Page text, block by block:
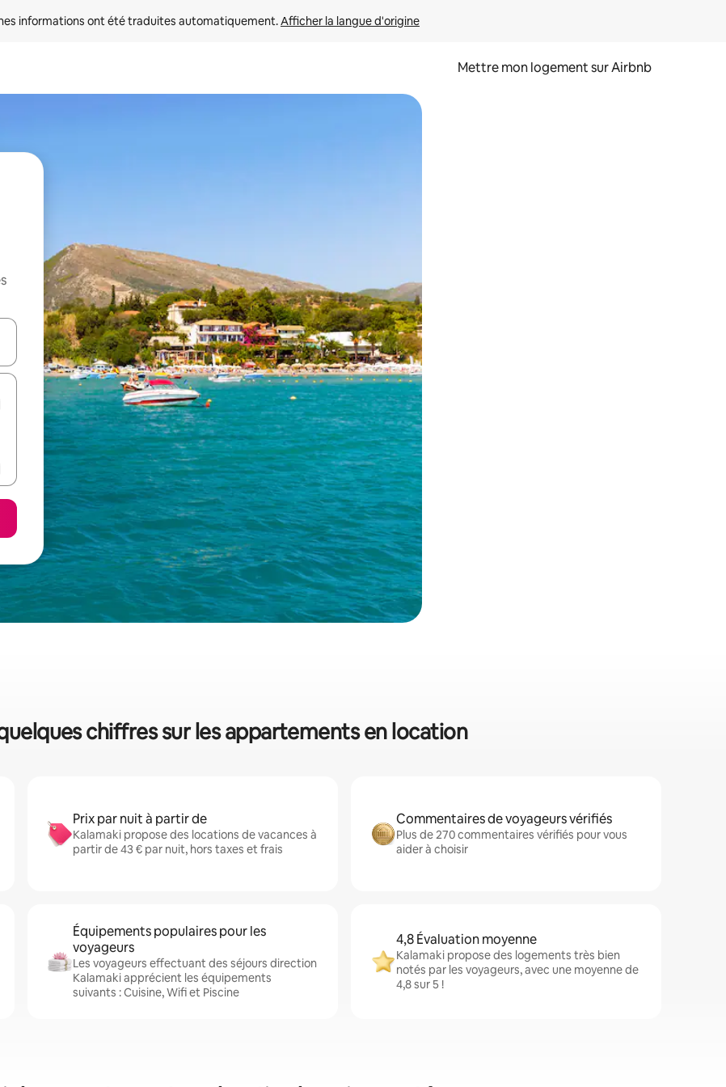
informations ont été traduites automatiquement. Afficher la langue d'origine
Mettre mon logement sur Airbnb
le haut et vers le bas pour les parcourir ou en appuyant et en faisant glisser.
chiffres sur les appartements en location
Prix par nuit à partir de
Kalamaki propose des locations de vacances à
partir de 43 € par nuit, hors taxes et frais
Commentaires de voyageurs vérifiés
Plus de 270 commentaires vérifiés pour vous
aider à choisir
Équipements populaires pour les
voyageurs
Les voyageurs effectuant des séjours direction
Kalamaki apprécient les équipements
suivants : Cuisine, Wifi et Piscine
4,8 Évaluation moyenne
Kalamaki propose des logements très bien
notés par les voyageurs, avec une moyenne de
4,8 sur 5 !